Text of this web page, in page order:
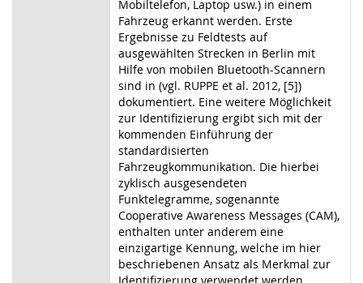
Mobiltelefon, Laptop usw.) in einem
Fahrzeug erkannt werden. Erste
Ergebnisse zu Feldtests auf
ausgewählten Strecken in Berlin mit
Hilfe von mobilen Bluetooth-Scannern
sind in (vgl. RUPPE et al. 2012, [5])
dokumentiert. Eine weitere Möglichkeit
zur Identifizierung ergibt sich mit der
kommenden Einführung der
standardisierten
Fahrzeugkommunikation. Die hierbei
zyklisch ausgesendeten
Funktelegramme, sogenannte
Cooperative Awareness Messages (CAM),
enthalten unter anderem eine
einzigartige Kennung, welche im hier
beschriebenen Ansatz als Merkmal zur